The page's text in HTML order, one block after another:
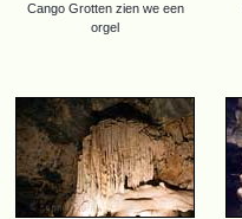
Cango Grotten zien we een
orgel